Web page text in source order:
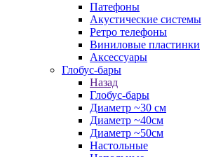
Патефоны
Акустические системы
Ретро телефоны
Виниловые пластинки
Аксессуары
Глобус-бары
Назад
Глобус-бары
Диаметр ~30 см
Диаметр ~40см
Диаметр ~50см
Настольные